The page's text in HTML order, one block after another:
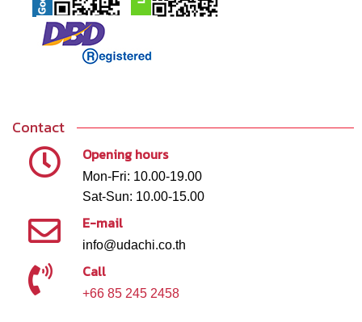
Contact
Opening hours
Mon-Fri: 10.00-19.00
Sat-Sun: 10.00-15.00
E-mail
info@udachi.co.th
Call
+66 85 245 2458